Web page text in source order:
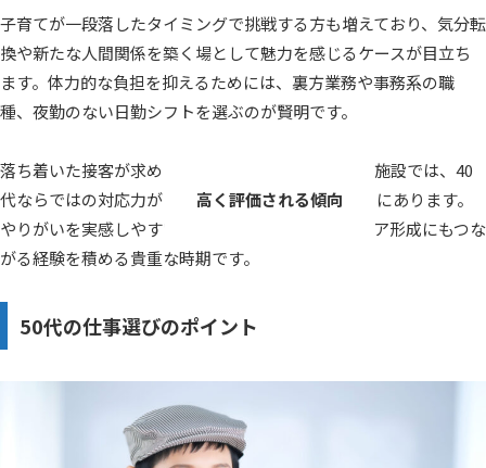
子育てが一段落したタイミングで挑戦する方も増えており、気分転
換や新たな人間関係を築く場として魅力を感じるケースが目立ち
ます。体力的な負担を抑えるためには、裏方業務や事務系の職
種、夜勤のない日勤シフトを選ぶのが賢明です。
落ち着いた接客が求められる高級ホテルやリゾート施設では、40
代ならではの対応力が
高く評価される傾向
にあります。
やりがいを実感しやすい年代であり、今後のキャリア形成にもつな
がる経験を積める貴重な時期です。
50代の仕事選びのポイント